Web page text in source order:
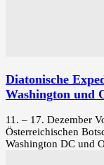
Diatonische
Washington und
11. – 17. Dezember
Österreichischen
Washington DC und